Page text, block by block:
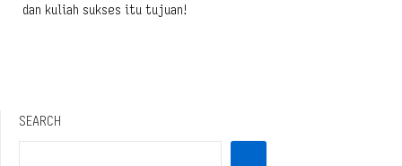
dan kuliah sukses itu tujuan!
SEARCH